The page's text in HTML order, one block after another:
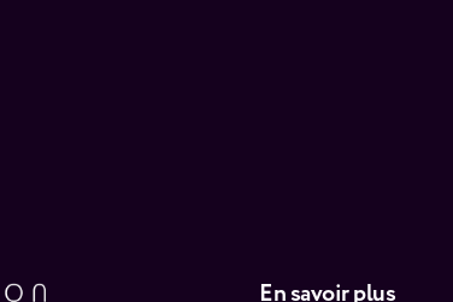
En savoir plus